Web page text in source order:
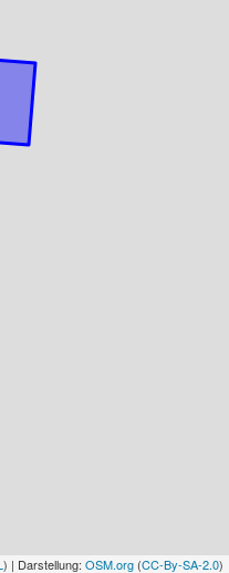
) | Darstellung: OSM.org (CC-By-SA-2.0)